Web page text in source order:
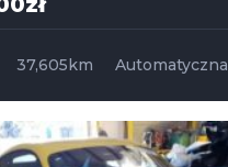
37,605km Automatyczna